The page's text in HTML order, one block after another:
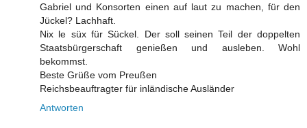
Gabriel und Konsorten einen auf laut zu machen, für den
Jückel? Lachhaft.
Nix le süx für Sückel. Der soll seinen Teil der doppelten
Staatsbürgerschaft genießen und ausleben. Wohl
bekommst.
Beste Grüße vom Preußen
Reichsbeauftragter für inländische Ausländer
Antworten